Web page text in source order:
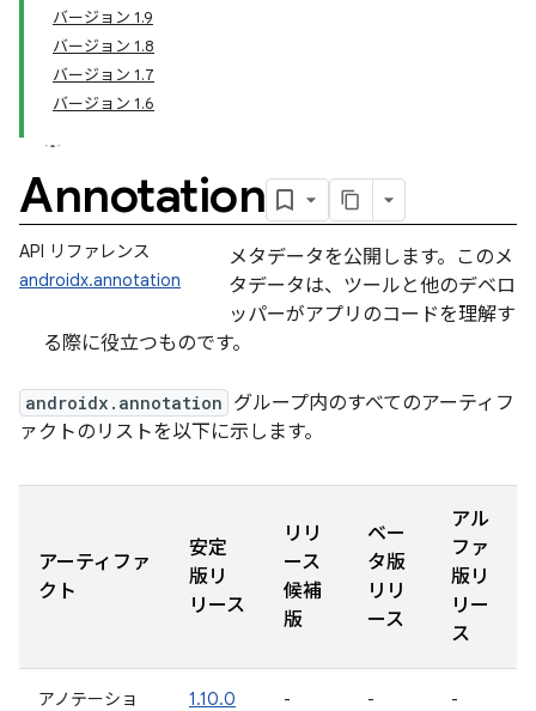
バージョン 1.9
バージョン 1.8
バージョン 1.7
バージョン 1.6
Annotation
API リファレンス
androidx.annotation
メタデータを公開します。このメ
タデータは、ツールと他のデベロ
ッパーがアプリのコードを理解す
る際に役立つものです。
androidx.annotation グループ内のすべてのアーティフ
ァクトのリストを以下に示します。
アーティファ
クト
安定
版リ
リース
リリ
ース
候補
版
ベー
タ版
リリ
ース
アル
ファ
版リ
リー
ス
アノテーショ
1.10.0 - - -